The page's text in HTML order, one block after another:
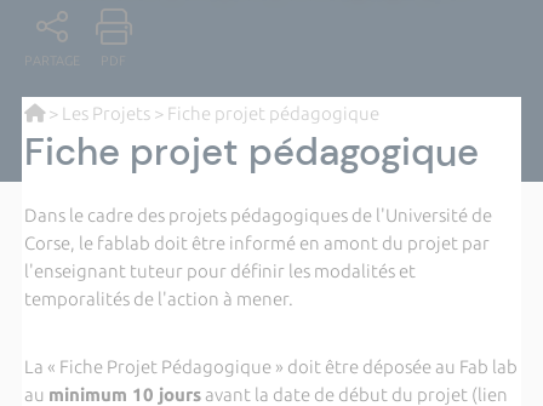
PARTAGE PDF
> Les Projets> Fiche projet pédagogique
Fiche projet pédagogique
Dans le cadre des projets pédagogiques de l'Université de
Corse, le fablab doit être informé en amont du projet par
l'enseignant tuteur pour définir les modalités et
temporalités de l'action à mener.
La « Fiche Projet Pédagogique » doit être déposée au Fab lab
au minimum 10 joursavant la date de début du projet (lien